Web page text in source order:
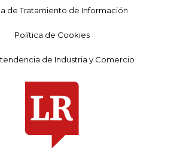
de Tratamiento de Información
Política de Cookies
de Industria y Comercio